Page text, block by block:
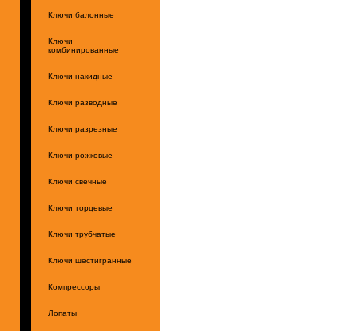
Ключи балонные
Ключи
комбинированные
Ключи накидные
Ключи разводные
Ключи разрезные
Ключи рожковые
Ключи свечные
Ключи торцевые
Ключи трубчатые
Ключи шестигранные
Компрессоры
Лопаты